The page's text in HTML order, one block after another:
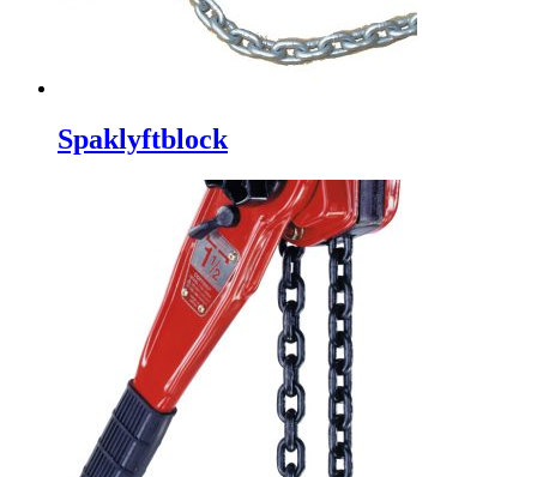
Spaklyftblock